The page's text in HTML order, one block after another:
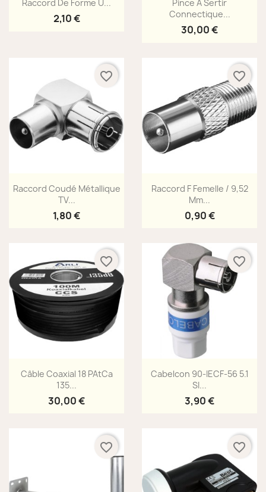
Raccord De Forme U...
2,10 €
Pince À Sertir
Connectique...
30,00 €
Aperçu rapide
Raccord Coudé Métallique
TV...
1,80 €
favorite_border
Aperçu rapide
Raccord F Femelle / 9,52
Mm...
0,90 €
favorite_border
Aperçu rapide
Câble Coaxial 18 PAtCa
135...
30,00 €
favorite_border
Aperçu rapide
Cabelcon 90-IECF-56 5.1
SI...
3,90 €
favorite_border
favorite_border favorite_border